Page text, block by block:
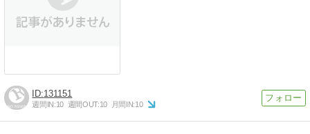
131151
週間IN:10 週間OUT:10 月間IN:10